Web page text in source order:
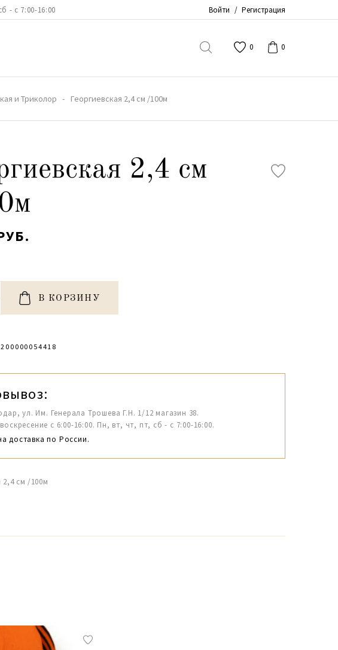
- с 7:00-16:00 Войти / Регистрация
0 0
и Триколор Георгиевская 2,4 см /100м
2,4 см
В КОРЗИНУ
ул. Им. Генерала Трошева Г.Н. 1/12 магазин 38.
с 6:00-16:00. Пн, вт, чт, пт, сб - с 7:00-16:00.
доставка по России.
2,4 см /100м